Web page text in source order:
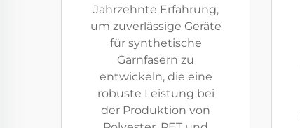
Jahrzehnte Erfahrung,
um zuverlässige Geräte
für synthetische
Garnfasern zu
entwickeln, die eine
robuste Leistung bei
der Produktion von